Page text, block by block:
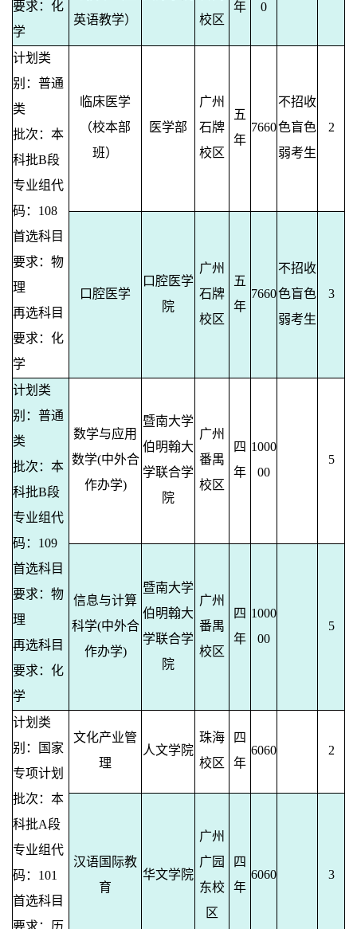
要求：化
学
英语教学）
校区
年
0
计划类
别：普通
类
批次：本
科批B段
专业组代
码：108
首选科目
要求：物
理
再选科目
要求：化
学
临床医学
（校本部
班）
医学部
广州
石牌
校区
五
年
7660
不招收
色盲色
弱考生
2
口腔医学
口腔医学
院
广州
石牌
校区
五
年
7660
不招收
色盲色
弱考生
3
计划类
别：普通
类
批次：本
科批B段
专业组代
码：109
首选科目
要求：物
理
再选科目
要求：化
学
数学与应用
数学(中外合
作办学)
暨南大学
伯明翰大
学联合学
院
广州
番禺
校区
四
年
1000
00
5
信息与计算
科学(中外合
作办学)
暨南大学
伯明翰大
学联合学
院
广州
番禺
校区
四
年
1000
00
5
计划类
别：国家
专项计划
批次：本
科批A段
专业组代
码：101
首选科目
要求：历
文化产业管
理
人文学院
珠海
校区
四
年
6060 2
汉语国际教
育
华文学院
广州
广园
东校
区
四
年
6060 3